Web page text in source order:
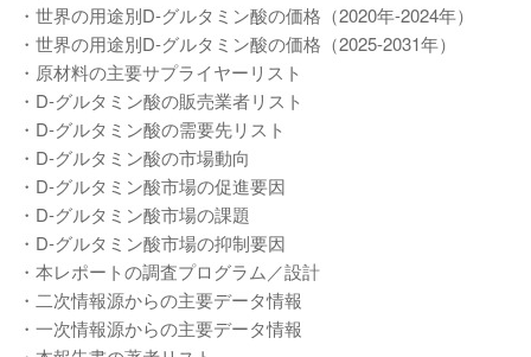
・世界の用途別D-グルタミン酸の価格（2020年-2024年）
・世界の用途別D-グルタミン酸の価格（2025-2031年）
・原材料の主要サプライヤーリスト
・D-グルタミン酸の販売業者リスト
・D-グルタミン酸の需要先リスト
・D-グルタミン酸の市場動向
・D-グルタミン酸市場の促進要因
・D-グルタミン酸市場の課題
・D-グルタミン酸市場の抑制要因
・本レポートの調査プログラム／設計
・二次情報源からの主要データ情報
・一次情報源からの主要データ情報